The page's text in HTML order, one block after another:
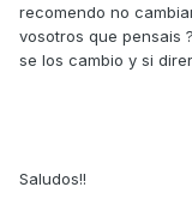
recomendo no
vosotros que pensais
se los cambio y si
Saludos!!